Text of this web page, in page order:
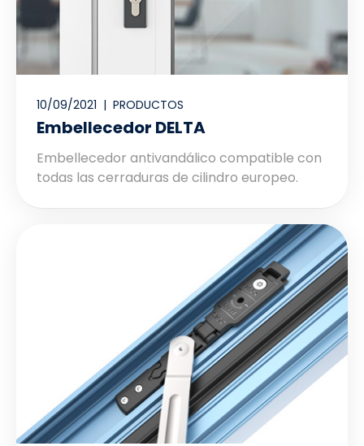
10/09/2021 | PRODUCTOS
Embellecedor DELTA
Embellecedor antivandálico compatible con
todas las cerraduras de cilindro europeo.